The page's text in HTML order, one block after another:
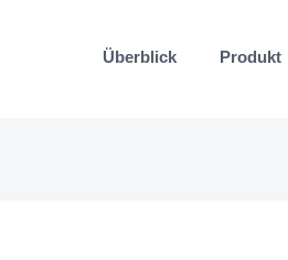
Überblick Produkt